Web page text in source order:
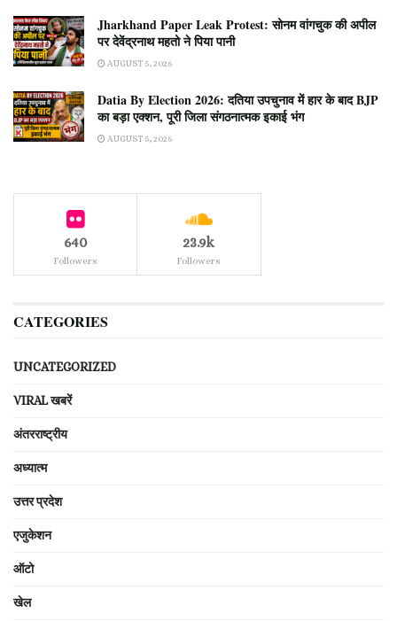
Jharkhand Paper Leak Protest: सोनम वांगचुक की अपील
पर देवेंद्रनाथ महतो ने पिया पानी
AUGUST 5, 2026
Datia By Election 2026: दतिया उपचुनाव में हार के बाद BJP
का बड़ा एक्शन, पूरी जिला संगठनात्मक इकाई भंग
AUGUST 5, 2026
640
Followers
23.9k
Followers
CATEGORIES
UNCATEGORIZED
VIRAL खबरें
अंतरराष्ट्रीय
अध्यात्म
उत्तर प्रदेश
एजुकेशन
ऑटो
खेल